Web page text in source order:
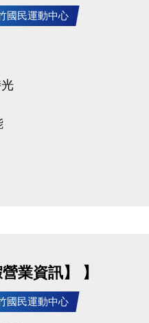
國民運動中心
news/pageID/1/
業資訊】 】
國民運動中心